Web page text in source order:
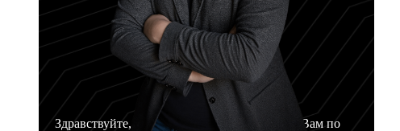
Здравствуйте, меня зовут Артур, и я помогу Вам по